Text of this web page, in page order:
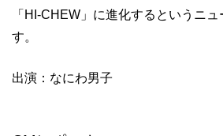
「HI-CHEW」に進化するというニ
す。
出演：なにわ男子